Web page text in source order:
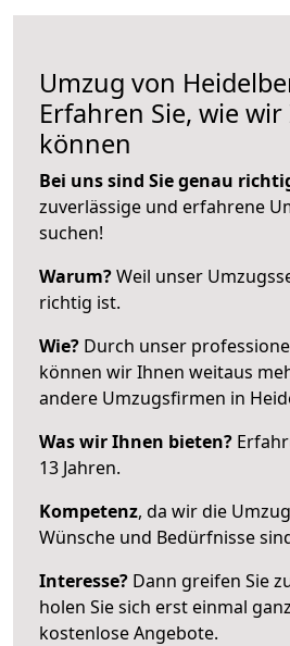
Umzug von
Erfahren Sie, wie
können
Bei uns sind Sie genau
zuverlässige und erfahrene
suchen!
Warum?Weil unser
richtig ist.
Wie? Durch unser
können wir Ihnen weitaus
andere Umzugsfirmen in
Was wir Ihnen bieten?
13 Jahren.
Kompetenz, da wir die
Wünsche und Bedürfnisse
Interesse? Dann greifen Sie
holen Sie sich erst einmal
kostenlose Angebote.